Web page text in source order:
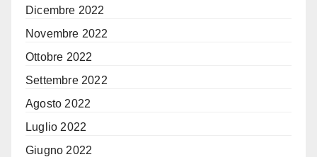
Dicembre 2022
Novembre 2022
Ottobre 2022
Settembre 2022
Agosto 2022
Luglio 2022
Giugno 2022